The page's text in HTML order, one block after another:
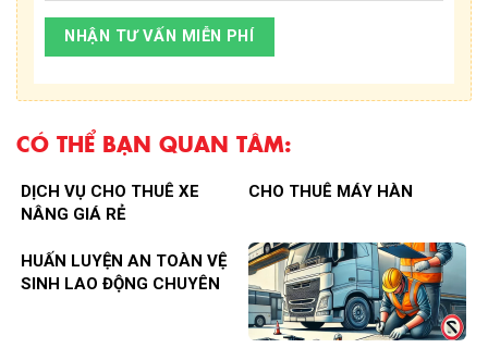
CÓ THỂ BẠN QUAN TÂM:
DỊCH VỤ CHO THUÊ XE
NÂNG GIÁ RẺ
CHO THUÊ MÁY HÀN
HUẤN LUYỆN AN TOÀN VỆ
SINH LAO ĐỘNG CHUYÊN